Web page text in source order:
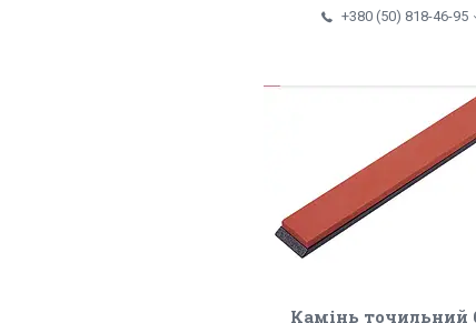
+380 (50) 818-46-95
Камінь точильний